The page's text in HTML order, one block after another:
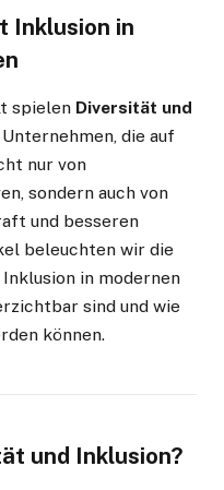
Inklusion in
spielen Diversität und
die auf
nur von
sondern auch von
und besseren
beleuchten wir die
in modernen
sind und wie
können.
und Inklusion?